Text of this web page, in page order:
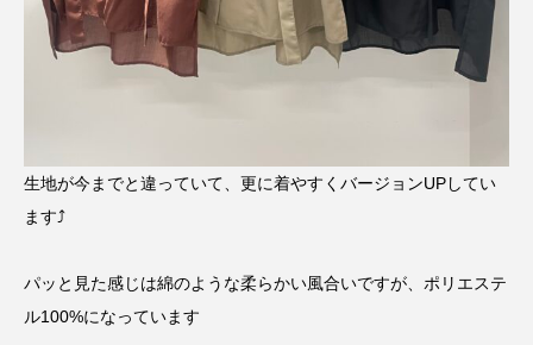
生地が今までと違っていて、更に着やすくバージョンUPしてい
ます⤴︎
パッと見た感じは綿のような柔らかい風合いですが、ポリエステ
ル100%になっています